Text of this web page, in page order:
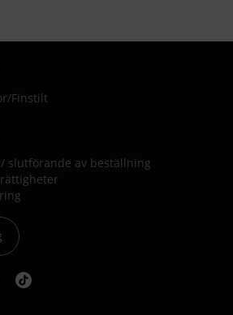
/Finstilt
slutförande av beställning